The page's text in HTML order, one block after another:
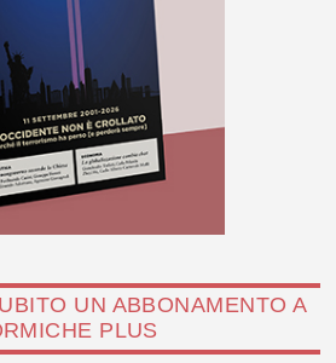
UN ABBONAMENTO A
PLUS